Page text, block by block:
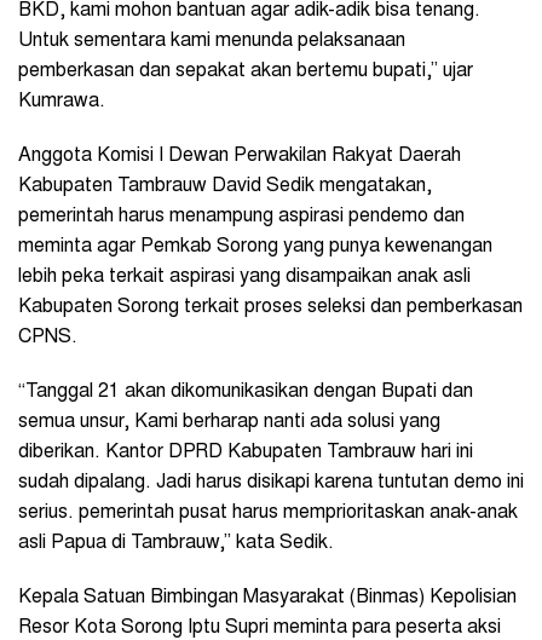
BKD, kami mohon bantuan agar adik-adik bisa tenang.
Untuk sementara kami menunda pelaksanaan
pemberkasan dan sepakat akan bertemu bupati,” ujar
Kumrawa.
Anggota Komisi I Dewan Perwakilan Rakyat Daerah
Kabupaten Tambrauw David Sedik mengatakan,
pemerintah harus menampung aspirasi pendemo dan
meminta agar Pemkab Sorong yang punya kewenangan
lebih peka terkait aspirasi yang disampaikan anak asli
Kabupaten Sorong terkait proses seleksi dan pemberkasan
CPNS.
“Tanggal 21 akan dikomunikasikan dengan Bupati dan
semua unsur, Kami berharap nanti ada solusi yang
diberikan. Kantor DPRD Kabupaten Tambrauw hari ini
sudah dipalang. Jadi harus disikapi karena tuntutan demo ini
serius. pemerintah pusat harus memprioritaskan anak-anak
asli Papua di Tambrauw,” kata Sedik.
Kepala Satuan Bimbingan Masyarakat (Binmas) Kepolisian
Resor Kota Sorong Iptu Supri meminta para peserta aksi